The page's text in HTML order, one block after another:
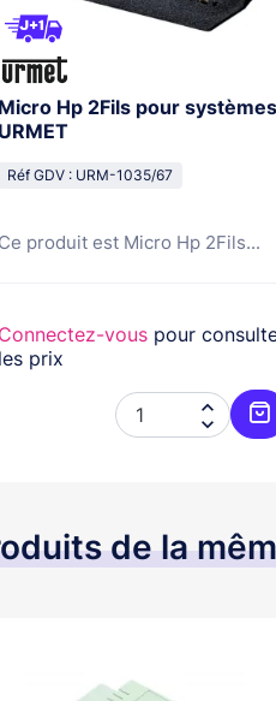
Micro Hp 2Fils pour systèmes
URMET
Réf GDV : URM-1035/67
Ce produit est Micro Hp 2Fils...
Connectez-vous pour
les prix


de la